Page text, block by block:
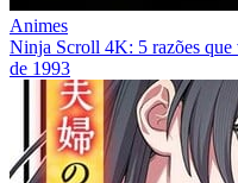
Animes
Ninja Scroll 4K: 5 razões que
de 1993